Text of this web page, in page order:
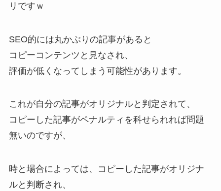
リですｗ
SEO的には丸かぶりの記事があると
コピーコンテンツと見なされ、
評価が低くなってしまう可能性があります。
これが自分の記事がオリジナルと判定されて、
コピーした記事がペナルティを科せられれば問題
無いのですが、
時と場合によっては、コピーした記事がオリジナ
ルと判断され、